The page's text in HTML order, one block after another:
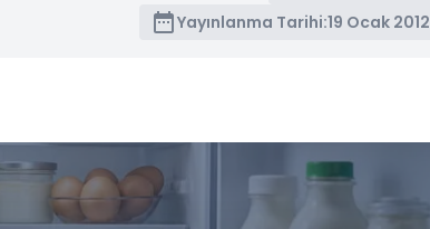
Yayınlanma Tarihi:19 Ocak 2012